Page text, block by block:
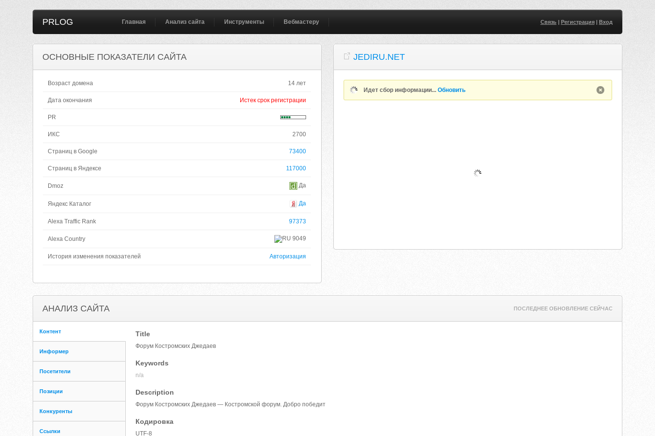
PRLOG Главная Анализ сайта Инструменты Вебмастеру Связь| Регистрация| Вход
ОСНОВНЫЕ ПОКАЗАТЕЛИ САЙТА
Возраст домена 14 лет
Дата окончания Истек срок регистрации
PR
ИКС 2700
Страниц в Google 73400
Страниц в Яндексе 117000
Dmoz Да
Яндекс Каталог Да
Alexa Traffic Rank 97373
Alexa Country 9049
История изменения показателей Авторизация
JEDIRU.NET
Идет сбор информации...Обновить
АНАЛИЗ САЙТА ПОСЛЕДНЕЕ ОБНОВЛЕНИЕ СЕЙЧАС
Контент
Информер
Посетители
Позиции
Конкуренты
Ссылки
Title
Форум Костромских Джедаев
Keywords
n/a
Description
Форум Костромских Джедаев — Костромской форум. Добро победит
Кодировка
UTF-8